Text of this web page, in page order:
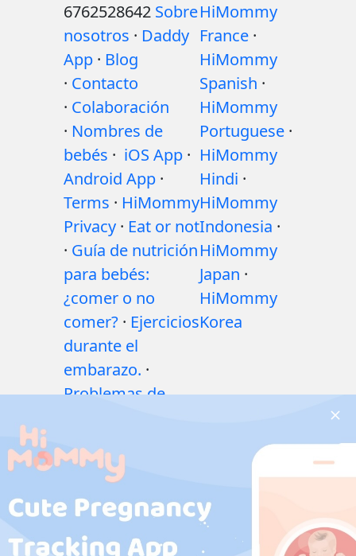
6762528642 Sobre
nosotros · Daddy
App · Blog
· Contacto
· Colaboración
· Nombres de
bebés · iOS App ·
Android App ·
Terms · HiMommy
Privacy · Eat or not
· Guía de nutrición
para bebés:
¿comer o no
comer? · Ejercicios
durante el
embarazo. ·
Problemas de
Medicamentos
durante el
embarazo·
Problemas de
HiMommy
France ·
HiMommy
Spanish ·
HiMommy
Portuguese ·
HiMommy
Hindi ·
HiMommy
Indonesia ·
HiMommy
Japan ·
HiMommy
Korea